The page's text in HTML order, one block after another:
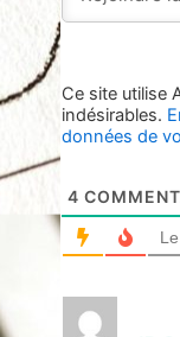
Ce site utilise
indésirables.
données de
4